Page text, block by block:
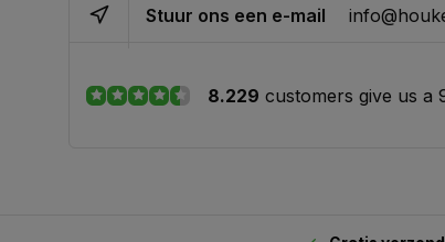
Stuur ons een e-mail
8.229 customers give us a